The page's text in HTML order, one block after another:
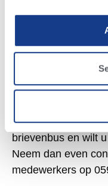
Swiss. Tevens
Blauwe stieren in
voor
accountmanager
beschikbaarheid.
Nog geen
Ontvangt u onze
brievenbus en wilt
Neem dan even
medewerkers op